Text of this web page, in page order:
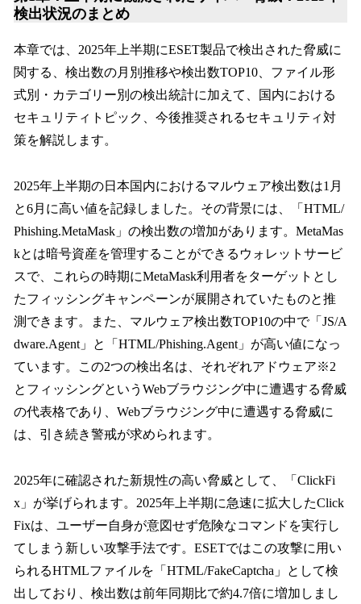
検出状況のまとめ
本章では、2025年上半期にESET製品で検出された脅威に
関する、検出数の月別推移や検出数TOP10、ファイル形
式別・カテゴリー別の検出統計に加えて、国内における
セキュリティトピック、今後推奨されるセキュリティ対
策を解説します。
2025年上半期の日本国内におけるマルウェア検出数は1月
と6月に高い値を記録しました。その背景には、「HTML/
Phishing.MetaMask」の検出数の増加があります。MetaMas
kとは暗号資産を管理することができるウォレットサービ
スで、これらの時期にMetaMask利用者をターゲットとし
たフィッシングキャンペーンが展開されていたものと推
測できます。また、マルウェア検出数TOP10の中で「JS/A
dware.Agent」と「HTML/Phishing.Agent」が高い値になっ
ています。この2つの検出名は、それぞれアドウェア※2
とフィッシングというWebブラウジング中に遭遇する脅威
の代表格であり、Webブラウジング中に遭遇する脅威に
は、引き続き警戒が求められます。
2025年に確認された新規性の高い脅威として、「ClickFi
x」が挙げられます。2025年上半期に急速に拡大したClick
Fixは、ユーザー自身が意図せず危険なコマンドを実行し
てしまう新しい攻撃手法です。ESETではこの攻撃に用い
られるHTMLファイルを「HTML/FakeCaptcha」として検
出しており、検出数は前年同期比で約4.7倍に増加しまし